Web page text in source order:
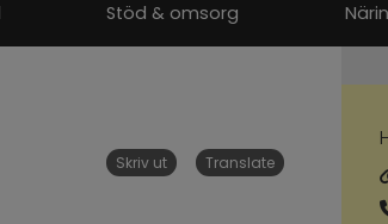
Stöd & omsorg
Skriv ut Translate